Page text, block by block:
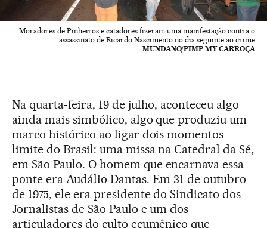
Moradores de Pinheiros e catadores fizeram uma manifestação contra o
assassinato de Ricardo Nascimento no dia seguinte ao crime
MUNDANO/PIMP MY CARROÇA
Na quarta-feira, 19 de julho, aconteceu algo
ainda mais simbólico, algo que produziu um
marco histórico ao ligar dois momentos-
limite do Brasil: uma missa na Catedral da Sé,
em São Paulo. O homem que encarnava essa
ponte era Audálio Dantas. Em 31 de outubro
de 1975, ele era presidente do Sindicato dos
Jornalistas de São Paulo e um dos
articuladores do culto ecumênico que